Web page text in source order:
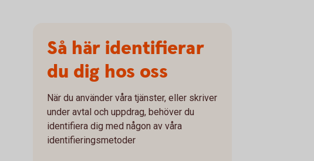
Så här identifierar
du dig hos oss
När du använder våra tjänster, eller skriver
under avtal och uppdrag, behöver du
identifiera dig med någon av våra
identifieringsmetoder